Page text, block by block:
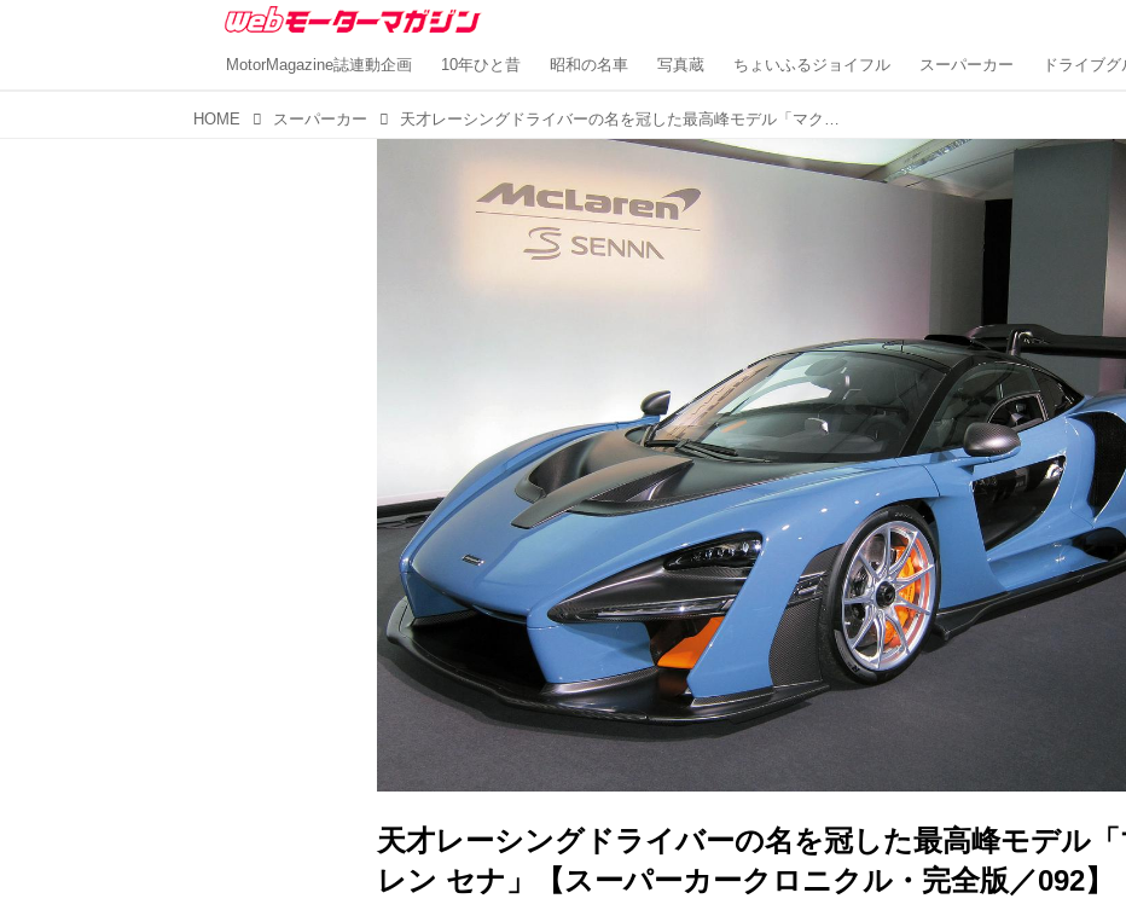
MotorMagazine誌連動企画 10年ひと昔 昭和の名車 写真蔵 ちょいふるジョイフル スーパーカー ドライブグ
HOME スーパーカー 天才レーシングドライバーの名を冠した最高峰モデル「マクラーレン セナ」【スーパーカークロニクル・完全版／092】
天才レーシングドライバーの名を冠した最高峰モデル
レン セナ」【スーパーカークロニクル・完全版／092】